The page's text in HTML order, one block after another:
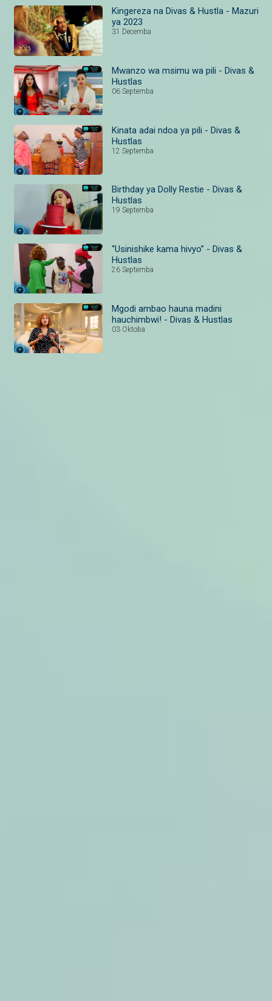
Kingereza na Divas & Hustla - Mazuri
ya 2023
31 Decemba
Mwanzo wa msimu wa pili - Divas &
Hustlas
06 Septemba
Kinata adai ndoa ya pili - Divas &
Hustlas
12 Septemba
Birthday ya Dolly Restie - Divas &
Hustlas
19 Septemba
“Usinishike kama hivyo” - Divas &
Hustlas
26 Septemba
Mgodi ambao hauna madini
hauchimbwi! - Divas & Hustlas
03 Oktoba